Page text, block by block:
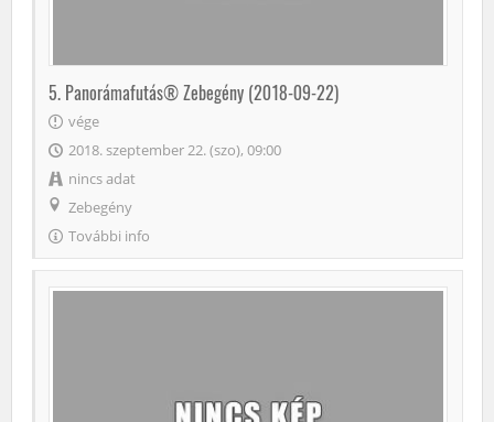
5. Panorámafutás® Zebegény (2018-09-22)
vége
2018. szeptember 22. (szo), 09:00
nincs adat
Zebegény
További info